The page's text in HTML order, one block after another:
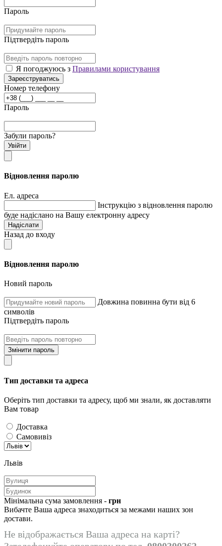
Пароль
Підтвердіть пароль
Я погоджуюсь з Правилами користування
Зареєструватись
Номер телефону
Пароль
Забули пароль?
Увійти
Відновлення паролю
Ел. адреса
Інструкцію з відновлення паролю
буде надіслано на Вашу електронну адресу
Надіслати
Назад до входу
Відновлення паролю
Новий пароль
Довжина повинна бути від 6
символів
Підтвердіть пароль
Змінити пароль
Тип доставки та адреса
Оберіть тип доставки та адресу, щоб ми знали, як доставляти
Вам товар
Доставка
Самовивіз
Львів
Мінімальна сума замовлення - грн
Вибачте Ваша адреса знаходиться за межами наших зон
достави.
Не відображається Ваша адреса на карті?